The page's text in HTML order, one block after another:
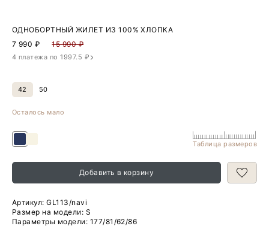
ОДНОБОРТНЫЙ ЖИЛЕТ ИЗ 100% ХЛОПКА
7 990 ₽ 15 990 ₽
4 платежа по 1997.5 ₽
42
Осталось мало
50
Таблица размеров
Добавить в корзину
Артикул:GL113/navi
Размер на модели: S
Параметры модели: 177/81/62/86